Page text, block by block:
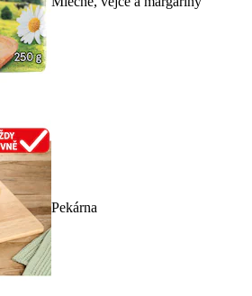
Pekárna